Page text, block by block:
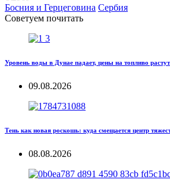
Босния и Герцеговина Сербия
Советуем почитать
Уровень воды в Дунае падает, цены на топливо растут
09.08.2026
Тень как новая роскошь: куда смещается центр
08.08.2026